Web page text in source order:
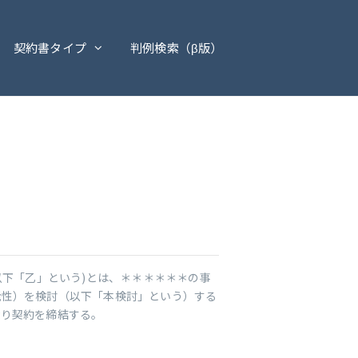
契約書タイプ 判例検索（β版）
「乙」という)とは、＊＊＊＊＊＊の事
）を検討（以下「本検討」という）する
契約を締結する。